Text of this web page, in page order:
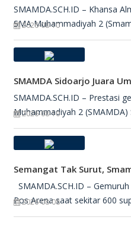
SMAMDA.SCH.ID – Khansa
SMA Muhammadiyah 2
2026-08-10
SMAMDA.SCH.ID – Prestasi
Muhammadiyah 2 (SMAMDA)
2026-08-10
SMAMDA.SCH.ID –
Pos Arena saat sekitar 600
2026-08-08